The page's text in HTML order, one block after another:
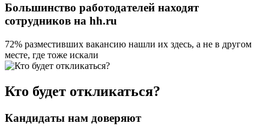
Большинство работодателей находят
сотрудников на hh.ru
72% разместивших вакансию нашли их здесь, а не в другом
месте, где тоже искали
Кто будет откликаться?
Кандидаты нам доверяют